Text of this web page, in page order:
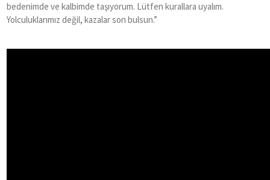
bedenimde ve kalbimde taşıyorum. Lütfen kurallara uyalım.
Yolculuklarımız değil, kazalar son bulsun.”